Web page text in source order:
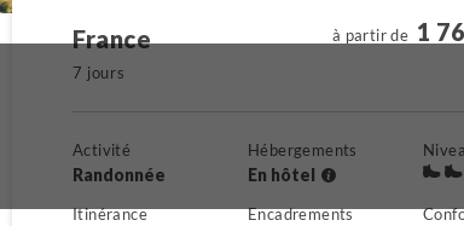
France
7 jours
à partir de 1
Activité
Randonnée
Hébergements
En hôtel
Itinérance Encadrements